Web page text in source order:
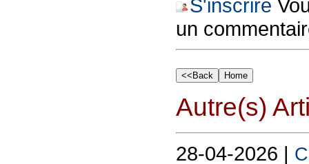
S'inscrire
un
Autre(s)
28-04-2026 |